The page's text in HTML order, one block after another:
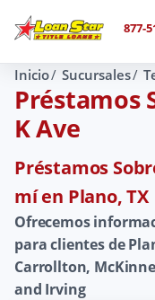
877-
Inicio Sucursales
Préstamos
K Ave
Préstamos
mí en Plano, TX
Ofrecemos
para clientes de
Carrollton,
and Irving